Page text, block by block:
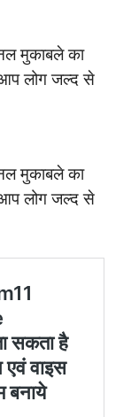
मुकाबले का
लोग जल्द से
मुकाबले का
लोग जल्द से